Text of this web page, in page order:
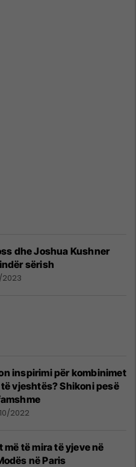
dhe Joshua Kushner
sërish
inspirimi për kombinimet
vjeshtës? Shikoni pesë
2022
më të mira të yjeve në
në Paris